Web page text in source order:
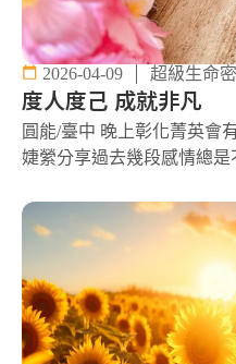
2026-04-09 超級生命
度人度己 成就非凡
圓能/臺中 晚上彰化菁英會
婕縈分享過去幾段感情總是